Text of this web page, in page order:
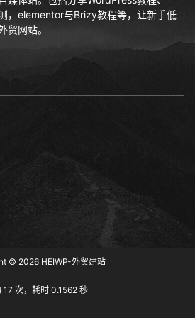
，elementor与Brizy教程等，让新手低
贸网站。
© 2026HEIWP-外贸建站
17 次，耗时 0.1562 秒